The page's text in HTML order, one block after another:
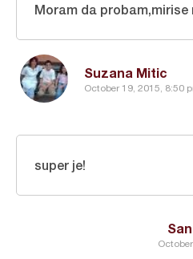
Suzana Mitic
October 19, 2015, 8:50
Moram da probam,mirise
super je!